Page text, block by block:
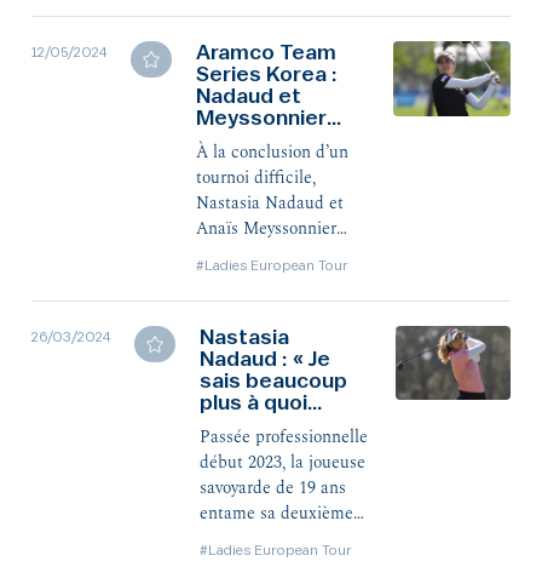
dimanche en Suède,
où la victoire est
revenue à la star du
Ladies European Tour,
Linn Grant, qui a
signé le plus grand
come-back de
l'histoire du circuit
européen !
12/05/2024
Aramco Team
Series Korea :
Nadaud et
Meyssonnier
n’ont pas lâché
À la conclusion d’un
tournoi difficile,
Nastasia Nadaud et
Anaïs Meyssonnier
10 après une ultime
carte sous le par.
#Ladies European Tour
26/03/2024
Nastasia
Nadaud : « Je
sais beaucoup
plus à quoi
m’attendre »
Passée professionnelle
début 2023, la joueuse
savoyarde de 19 ans
entame sa deuxième
#Ladies European Tour